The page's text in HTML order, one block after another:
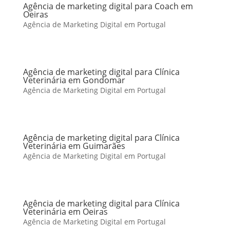
Agência de marketing digital para Coach em
Oeiras
Agência de Marketing Digital em Portugal
Agência de marketing digital para Clínica
Veterinária em Gondomar
Agência de Marketing Digital em Portugal
Agência de marketing digital para Clínica
Veterinária em Guimarães
Agência de Marketing Digital em Portugal
Agência de marketing digital para Clínica
Veterinária em Oeiras
Agência de Marketing Digital em Portugal